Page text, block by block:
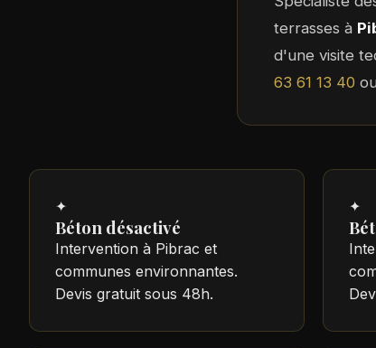
terrasses à
d'une visite
63 61 13 40
✦
Béton désactivé
Intervention à Pibrac et
communes environnantes.
Devis gratuit sous 48h.
✦